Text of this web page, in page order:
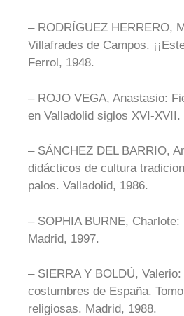
– RODRÍGUEZ HERRERO,
Villafrades de Campos.
Ferrol, 1948.
– ROJO VEGA, Anastasio:
en Valladolid siglos XVI-XVII.
– SÁNCHEZ DEL BARRIO,
didácticos de cultura
palos. Valladolid, 1986.
– SOPHIA BURNE,
Madrid, 1997.
– SIERRA Y BOLDÚ,
costumbres de España.
religiosas. Madrid, 1988.